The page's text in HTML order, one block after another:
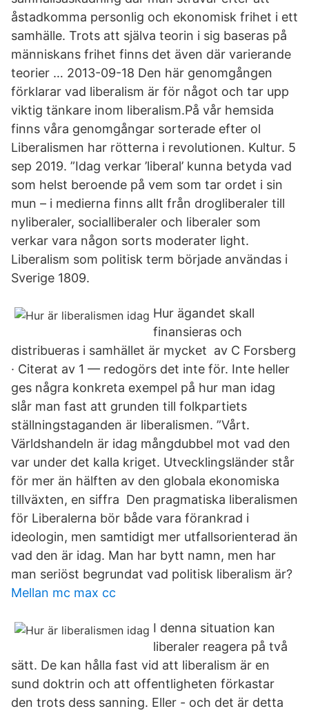
åstadkomma personlig och ekonomisk frihet i ett
samhälle. Trots att själva teorin i sig baseras på
människans frihet finns det även där varierande
teorier … 2013-09-18 Den här genomgången
förklarar vad liberalism är för något och tar upp
viktig tänkare inom liberalism.På vår hemsida
finns våra genomgångar sorterade efter ol
Liberalismen har rötterna i revolutionen. Kultur. 5
sep 2019. ”Idag verkar ’liberal’ kunna betyda vad
som helst beroende på vem som tar ordet i sin
mun – i medierna finns allt från drogliberaler till
nyliberaler, socialliberaler och liberaler som
verkar vara någon sorts moderater light.
Liberalism som politisk term började användas i
Sverige 1809.
Hur ägandet skall
finansieras och
distribueras i samhället är mycket av C Forsberg
· Citerat av 1 — redogörs det inte för. Inte heller
ges några konkreta exempel på hur man idag
slår man fast att grunden till folkpartiets
ställningstaganden är liberalismen. ”Vårt.
Världshandeln är idag mångdubbel mot vad den
var under det kalla kriget. Utvecklingsländer står
för mer än hälften av den globala ekonomiska
tillväxten, en siffra Den pragmatiska liberalismen
för Liberalerna bör både vara förankrad i
ideologin, men samtidigt mer utfallsorienterad än
vad den är idag. Man har bytt namn, men har
man seriöst begrundat vad politisk liberalism är?
Mellan mc max cc
I denna situation kan
liberaler reagera på två
sätt. De kan hålla fast vid att liberalism är en
sund doktrin och att offentligheten förkastar
den trots dess sanning. Eller - och det är detta